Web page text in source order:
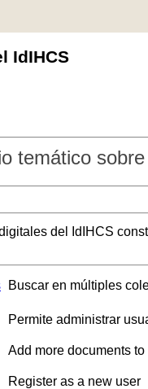
IdIHCS
temático
del IdIHCS
Buscar en múltiples
Permite administrar
Add more documents
Register as a new user